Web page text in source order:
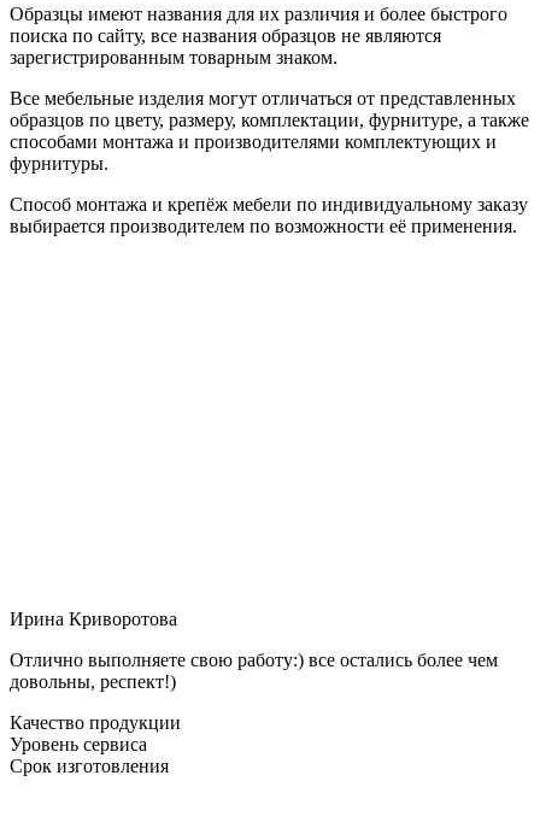
Образцы имеют названия для их различия и более быстрого
поиска по сайту, все названия образцов не являются
зарегистрированным товарным знаком.
Все мебельные изделия могут отличаться от представленных
образцов по цвету, размеру, комплектации, фурнитуре, а также
способами монтажа и производителями комплектующих и
фурнитуры.
Способ монтажа и крепёж мебели по индивидуальному заказу
выбирается производителем по возможности её применения.
Ирина Криворотова
Отлично выполняете свою работу:) все остались более чем
довольны, респект!)
Качество продукции
Уровень сервиса
Срок изготовления